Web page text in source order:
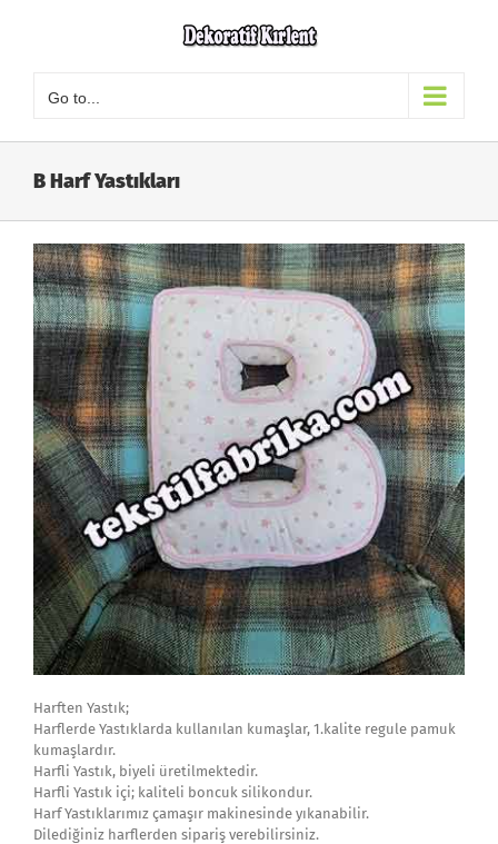
Go to...
B Harf Yastıkları
Harften Yastık;
Harflerde Yastıklarda kullanılan kumaşlar, 1.kalite regule pamuk
kumaşlardır.
Harfli Yastık, biyeli üretilmektedir.
Harfli Yastık içi; kaliteli boncuk silikondur.
Harf Yastıklarımız çamaşır makinesinde yıkanabilir.
Dilediğiniz harflerden sipariş verebilirsiniz.